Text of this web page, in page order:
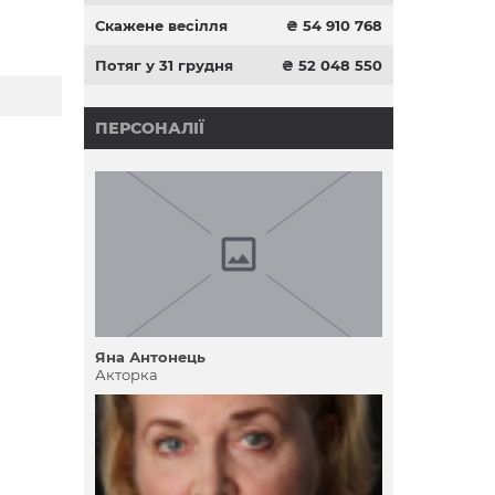
Скажене весілля ₴ 54 910 768
Потяг у 31 грудня ₴ 52 048 550
ПЕРСОНАЛІЇ
Яна Антонець
Акторка